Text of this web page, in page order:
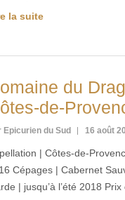
la suite
du
de-
Epicurien du Sud 16 août
| Côtes-de-
Cépages | Cabernet
| jusqu’à l’été 2018